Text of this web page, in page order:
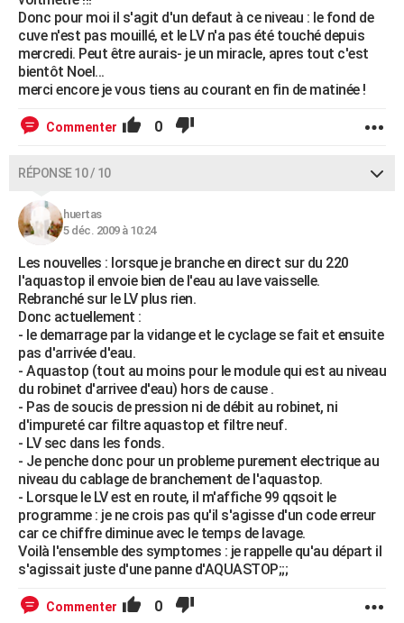
Donc pour moi il s'agit d'un defaut à ce niveau : le fond de
cuve n'est pas mouillé, et le LV n'a pas été touché depuis
mercredi. Peut être aurais- je un miracle, apres tout c'est
bientôt Noel...
merci encore je vous tiens au courant en fin de matinée !
Commenter 0
RÉPONSE 10 / 10
huertas
5 déc. 2009 à 10:24
Les nouvelles : lorsque je branche en direct sur du 220
l'aquastop il envoie bien de l'eau au lave vaisselle.
Rebranché sur le LV plus rien.
Donc actuellement :
- le demarrage par la vidange et le cyclage se fait et ensuite
pas d'arrivée d'eau.
- Aquastop (tout au moins pour le module qui est au niveau
du robinet d'arrivee d'eau) hors de cause .
- Pas de soucis de pression ni de débit au robinet, ni
d'impureté car filtre aquastop et filtre neuf.
- LV sec dans les fonds.
- Je penche donc pour un probleme purement electrique au
niveau du cablage de branchement de l'aquastop.
- Lorsque le LV est en route, il m'affiche 99 qqsoit le
programme : je ne crois pas qu'il s'agisse d'un code erreur
car ce chiffre diminue avec le temps de lavage.
Voilà l'ensemble des symptomes : je rappelle qu'au départ il
s'agissait juste d'une panne d'AQUASTOP;;;
Commenter 0